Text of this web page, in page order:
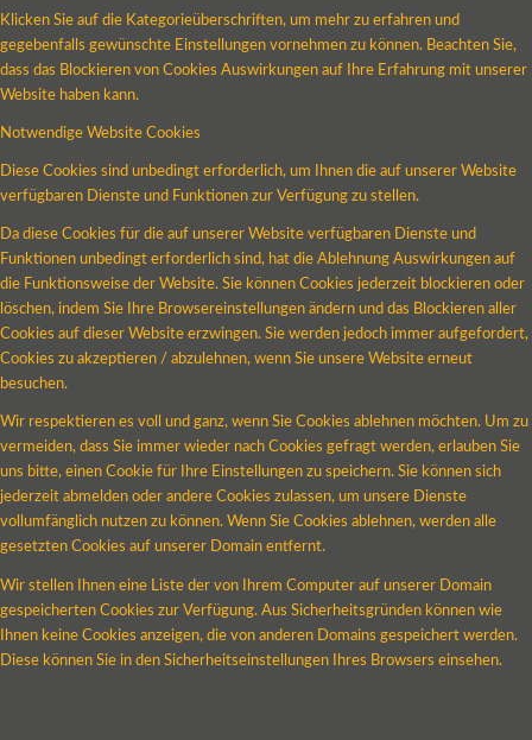
Klicken Sie auf die Kategorieüberschriften, um mehr zu erfahren und
gegebenfalls gewünschte Einstellungen vornehmen zu können. Beachten Sie,
dass das Blockieren von Cookies Auswirkungen auf Ihre Erfahrung mit unserer
Website haben kann.
Notwendige Website Cookies
Diese Cookies sind unbedingt erforderlich, um Ihnen die auf unserer Website
verfügbaren Dienste und Funktionen zur Verfügung zu stellen.
Da diese Cookies für die auf unserer Website verfügbaren Dienste und
Funktionen unbedingt erforderlich sind, hat die Ablehnung Auswirkungen auf
die Funktionsweise der Website. Sie können Cookies jederzeit blockieren oder
löschen, indem Sie Ihre Browsereinstellungen ändern und das Blockieren aller
Cookies auf dieser Website erzwingen. Sie werden jedoch immer aufgefordert,
Cookies zu akzeptieren / abzulehnen, wenn Sie unsere Website erneut
besuchen.
Wir respektieren es voll und ganz, wenn Sie Cookies ablehnen möchten. Um zu
vermeiden, dass Sie immer wieder nach Cookies gefragt werden, erlauben Sie
uns bitte, einen Cookie für Ihre Einstellungen zu speichern. Sie können sich
jederzeit abmelden oder andere Cookies zulassen, um unsere Dienste
vollumfänglich nutzen zu können. Wenn Sie Cookies ablehnen, werden alle
gesetzten Cookies auf unserer Domain entfernt.
Wir stellen Ihnen eine Liste der von Ihrem Computer auf unserer Domain
gespeicherten Cookies zur Verfügung. Aus Sicherheitsgründen können wie
Ihnen keine Cookies anzeigen, die von anderen Domains gespeichert werden.
Diese können Sie in den Sicherheitseinstellungen Ihres Browsers einsehen.